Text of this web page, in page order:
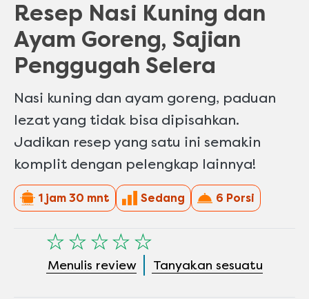
Resep Nasi Kuning dan
Ayam Goreng, Sajian
Penggugah Selera
Nasi kuning dan ayam goreng, paduan
lezat yang tidak bisa dipisahkan.
Jadikan resep yang satu ini semakin
komplit dengan pelengkap lainnya!
1 jam 30 mnt Sedang 6 Porsi
Tidak
ada
peringkat
Menulis review Tanyakan sesuatu